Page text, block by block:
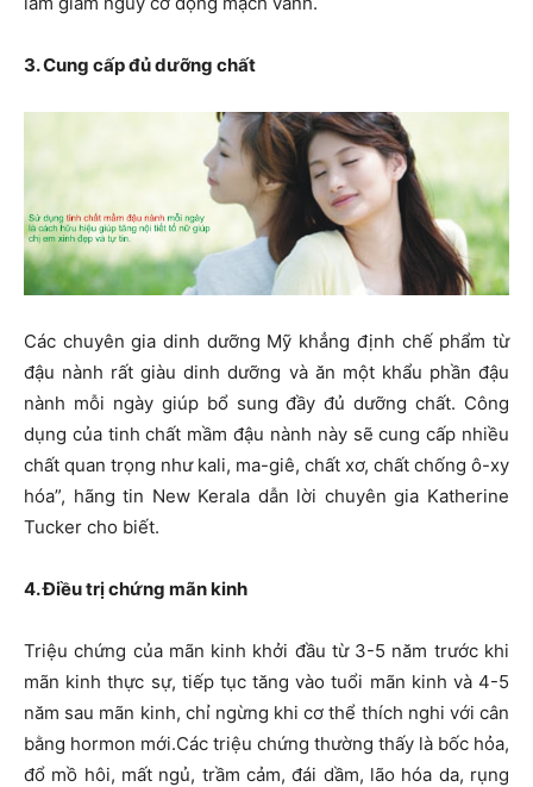
3. Cung cấp đủ dưỡng chất
Các chuyên gia dinh dưỡng Mỹ khẳng định chế phẩm từ
đậu nành rất giàu dinh dưỡng và ăn một khẩu phần đậu
nành mỗi ngày giúp bổ sung đầy đủ dưỡng chất. Công
dụng của tinh chất mầm đậu nành này sẽ cung cấp nhiều
chất quan trọng như kali, ma-giê, chất xơ, chất chống ô-xy
hóa”, hãng tin New Kerala dẫn lời chuyên gia Katherine
Tucker cho biết.
4. Điều trị chứng mãn kinh
Triệu chứng của mãn kinh khởi đầu từ 3-5 năm trước khi
mãn kinh thực sự, tiếp tục tăng vào tuổi mãn kinh và 4-5
năm sau mãn kinh, chỉ ngừng khi cơ thể thích nghi với cân
bằng hormon mới.Các triệu chứng thường thấy là bốc hỏa,
đổ mồ hôi, mất ngủ, trầm cảm, đái dầm, lão hóa da, rụng